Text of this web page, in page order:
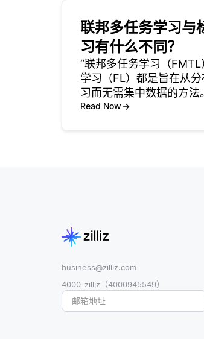
联邦多任务学习与
习有什么不同？
“联邦多任务学习（
学习（FL）都是旨在从
习而无需集中数据的方法
区别在于目标和如何利用
Read Now
business@zilliz.com
4000-zilliz（4000945549）